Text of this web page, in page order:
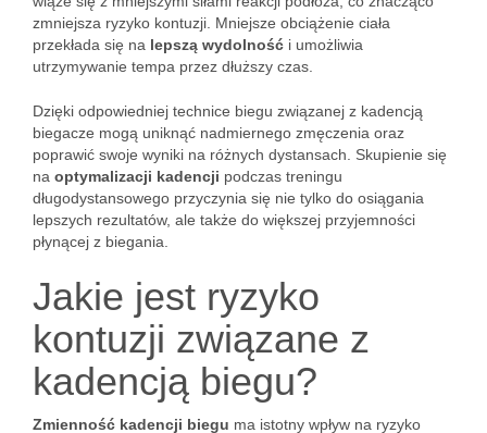
zmniejsza ryzyko kontuzji. Mniejsze obciążenie ciała
przekłada się na lepszą wydolność i umożliwia
utrzymywanie tempa przez dłuższy czas.
Dzięki odpowiedniej technice biegu związanej z kadencją
biegacze mogą uniknąć nadmiernego zmęczenia oraz
poprawić swoje wyniki na różnych dystansach. Skupienie się
na optymalizacji kadencji podczas treningu
długodystansowego przyczynia się nie tylko do osiągania
lepszych rezultatów, ale także do większej przyjemności
płynącej z biegania.
Jakie jest ryzyko
kontuzji związane z
kadencją biegu?
Zmienność kadencji biegu ma istotny wpływ na ryzyko